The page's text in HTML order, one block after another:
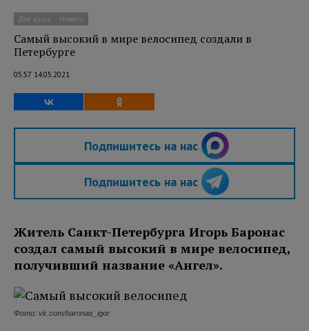
Для души Новости
Самый высокий в мире велосипед создали в
Петербурге
05:57 14.05.2021
Подпишитесь на нас
Подпишитесь на нас
Житель Санкт-Петербурга Игорь Баронас
создал самый высокий в мире велосипед,
получивший название «Ангел».
Фото: vk.com/baronas_igor